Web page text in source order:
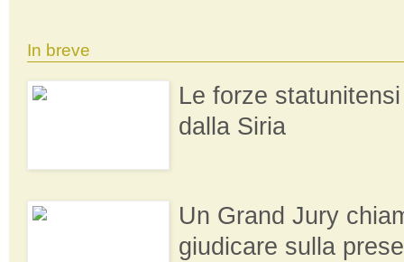
In breve
Le forze
dalla Siria
Un Grand Jury
giudicare sulla